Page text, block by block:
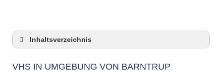
Inhaltsverzeichnis
3 Quicktipps
VHS IN UMGEBUNG VON BARNTRUP